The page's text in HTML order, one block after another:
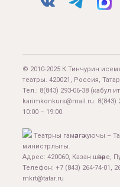
© 2010-2025 К.Тинчурин
театры. 420021, Россия,
Тел.: 8(843) 293-06-38 (кабул
karimkonkurs@mail.ru. 8(843)
10:00 – 19:00.
Театрны гамәлгә куючы –
министрлыгы.
Адрес: 420060, Казан шәһәре,
Телефон: +7 (843) 264-74-01,
mkrt@tatar.ru